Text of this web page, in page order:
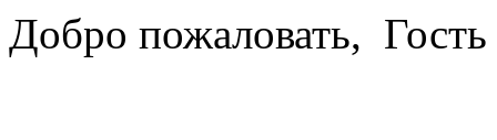
Добро пожаловать, Гость